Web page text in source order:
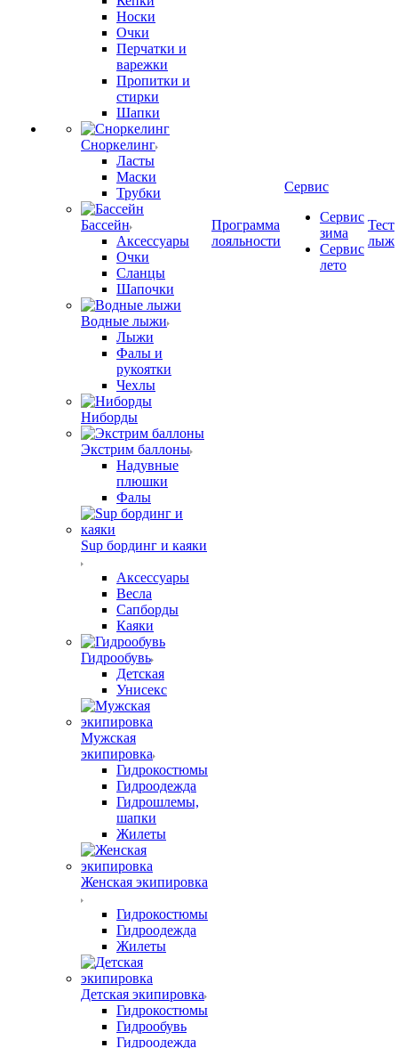
Носки
Очки
Перчатки и
варежки
Пропитки и
стирки
Шапки
Сноркелинг
Ласты
Маски
Трубки
Бассейн
Аксессуары
Очки
Сланцы
Шапочки
Водные лыжи
Лыжи
Фалы и
рукоятки
Чехлы
Ниборды
Экстрим баллоны
Надувные
плюшки
Фалы
Sup бординг и каяки
Аксессуары
Весла
Сапборды
Каяки
Гидрообувь
Детская
Унисекс
Мужская
экипировка
Гидрокостюмы
Гидроодежда
Гидрошлемы,
шапки
Жилеты
Женская экипировка
Гидрокостюмы
Гидроодежда
Жилеты
Детская экипировка
Гидрокостюмы
Гидрообувь
Гидроодежда
Программа
лояльности
Сервис
Сервис
зима
Сервис
лето
Тест
лыж